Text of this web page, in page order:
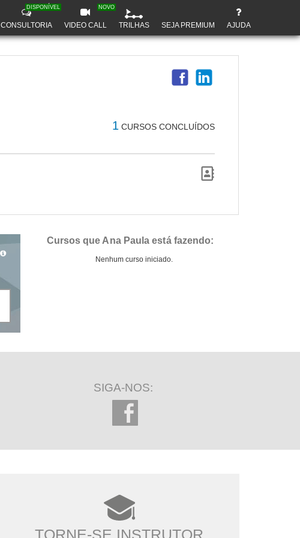
CONSULTORIA
DISPONÍVEL
VIDEO CALL
NOVO
TRILHAS SEJA PREMIUM AJUDA
1 CURSOS CONCLUÍDOS
Cursos que Ana Paula está fazendo:
Nenhum curso iniciado.
SIGA-NOS:
TORNE-SE INSTRUTOR